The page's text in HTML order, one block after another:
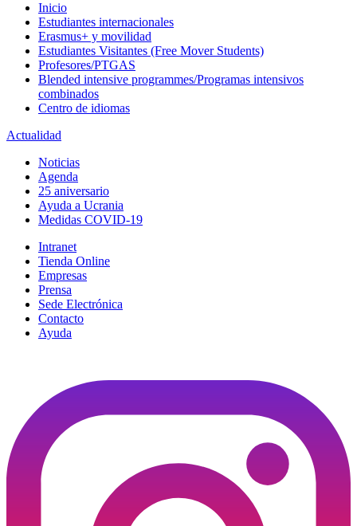
Inicio
Estudiantes internacionales
Erasmus+ y movilidad
Estudiantes Visitantes (Free Mover Students)
Profesores/PTGAS
Blended intensive programmes/Programas intensivos
combinados
Centro de idiomas
Actualidad
Noticias
Agenda
25 aniversario
Ayuda a Ucrania
Medidas COVID-19
Intranet
Tienda Online
Empresas
Prensa
Sede Electrónica
Contacto
Ayuda